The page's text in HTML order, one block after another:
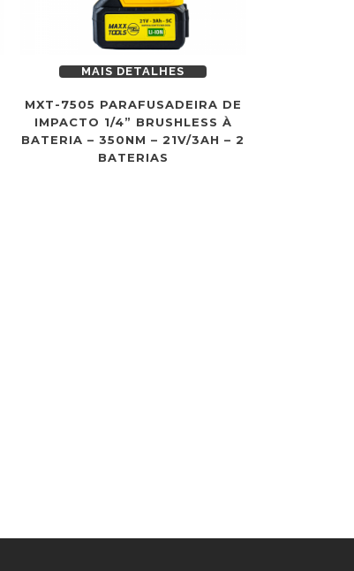
MAIS DETALHES
MXT-7505 PARAFUSADEIRA DE
IMPACTO 1/4” BRUSHLESS À
BATERIA – 350NM – 21V/3AH – 2
BATERIAS